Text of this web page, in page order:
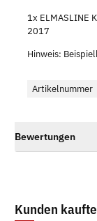
1x ELMASLINE
2017
Hinweis:
Artikelnummer
Bewertungen
Kunden